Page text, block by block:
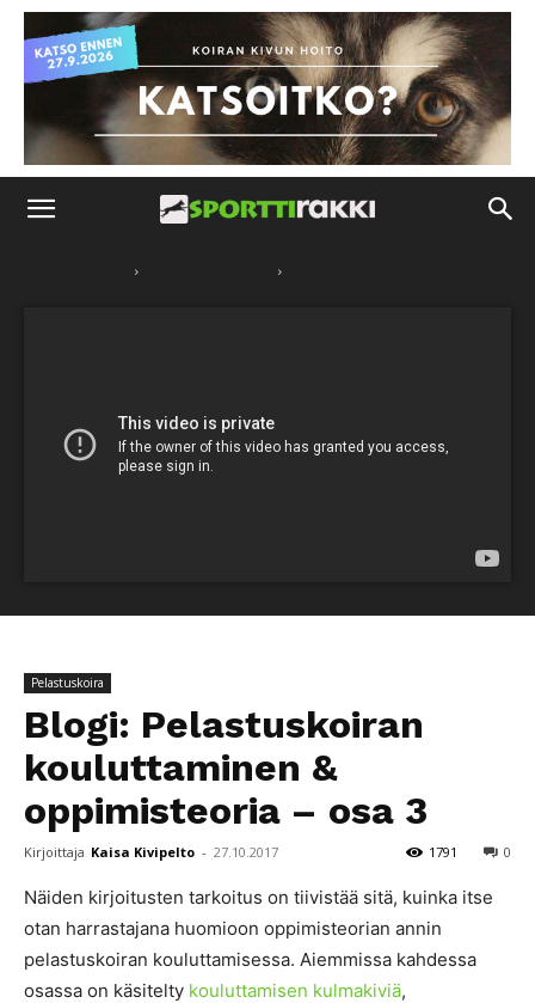
Pelastuskoira
Blogi: Pelastuskoiran
kouluttaminen &
oppimisteoria – osa 3
Kirjoittaja Kaisa Kivipelto - 27.10.2017 0
1791
Näiden kirjoitusten tarkoitus on tiivistää sitä, kuinka itse
otan harrastajana huomioon oppimisteorian annin
pelastuskoiran kouluttamisessa. Aiemmissa kahdessa
osassa on käsitelty kouluttamisen kulmakiviä,